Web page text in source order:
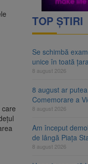
TOP ȘTIRI
Se schimbă
unice în toată
8 august 2026
8 august ar
Comemorare a
8 august 2026
Am început
de lângă Piața
8 august 2026